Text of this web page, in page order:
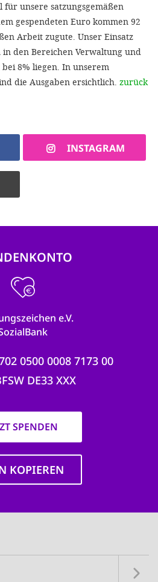
unsere satzungsgemäßen
gespendeten Euro kommen 92
Arbeit zugute. Unser Einsatz
den Bereichen Verwaltung und
8% liegen. In unserem
die Ausgaben ersichtlich. zurück
INSTAGRAM
e.V.
0500 0008 7173 00
DE33 XXX
SPENDEN
KOPIEREN